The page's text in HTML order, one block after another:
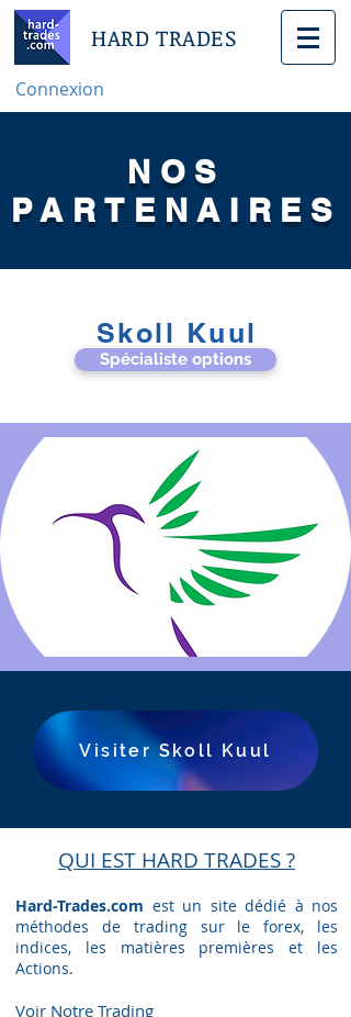
HARD TRADES
Connexion
NOS
PARTENAIRES
Skoll Kuul
Spécialiste options
Visiter Skoll Kuul
QUI EST HARD TRADES ?
Hard-Trades.com est un site dédié à nos
méthodes de trading sur le forex, les
indices, les matières premières et les
Actions.
Voir Notre Trading​